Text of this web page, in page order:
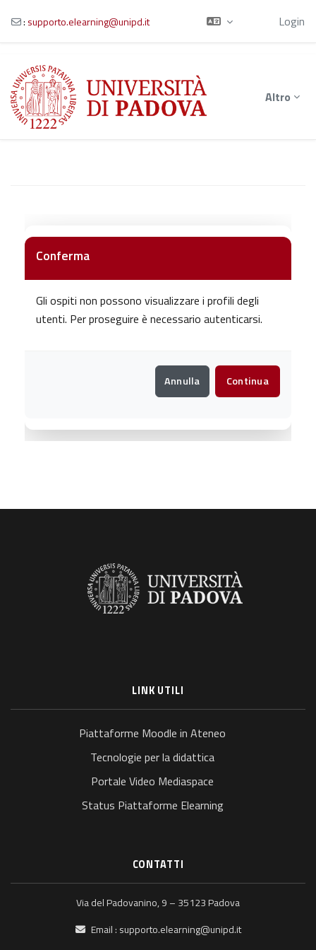
Vai al contenuto principale
: supporto.elearning@unipd.it Login
Altro
Conferma
Gli ospiti non possono visualizzare i profili degli
utenti. Per proseguire è necessario autenticarsi.
Annulla Continua
LINK UTILI
Piattaforme Moodle in Ateneo
Tecnologie per la didattica
Portale Video Mediaspace
Status Piattaforme Elearning
CONTATTI
Via del Padovanino, 9 – 35123 Padova
Email : supporto.elearning@unipd.it